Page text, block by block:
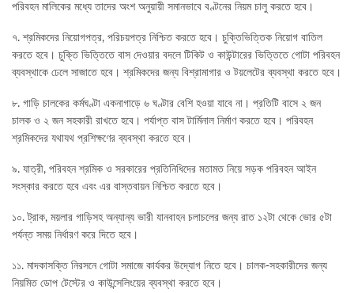
পরিবহন মালিকের মধ্যে তাদের অংশ অনুয়ায়ী সমানভাবে বণ্টনের নিয়ম চালু করতে হবে।
৭. শ্রমিকদের নিয়োগপত্র, পরিচয়পত্র নিশ্চিত করতে হবে। চুক্তিভিত্তিক নিয়োগ বাতিল
করতে হবে। চুক্তি ভিত্তিতে বাস দেওয়ার বদলে টিকিট ও কাউন্টারের ভিত্তিতে গোটা পরিবহন
ব্যবস্থাকে ঢেলে সাজাতে হবে। শ্রমিকদের জন্য বিশ্রামাগার ও টয়লেটের ব্যবস্থা করতে হবে।
৮. গাড়ি চালকের কর্মঘণ্টা একনাগাড়ে ৬ ঘণ্টার বেশি হওয়া যাবে না। প্রতিটি বাসে ২ জন
চালক ও ২ জন সহকারী রাখতে হবে। পর্যাপ্ত বাস টার্মিনাল নির্মাণ করতে হবে। পরিবহন
শ্রমিকদের যথাযথ প্রশিক্ষণের ব্যবস্থা করতে হবে।
৯. যাত্রী, পরিবহন শ্রমিক ও সরকারের প্রতিনিধিদের মতামত নিয়ে সড়ক পরিবহন আইন
সংস্কার করতে হবে এবং এর বাস্তবায়ন নিশ্চিত করতে হবে।
১০. ট্রাক, ময়লার গাড়িসহ অন্যান্য ভারী যানবাহন চলাচলের জন্য রাত ১২টা থেকে ভোর ৫টা
পর্যন্ত সময় নির্ধারণ করে দিতে হবে।
১১. মাদকাসক্তি নিরসনে গোটা সমাজে কার্যকর উদ্যোগ নিতে হবে। চালক-সহকারীদের জন্য
নিয়মিত ডোপ টেস্টের ও কাউন্সেলিংয়ের ব্যবস্থা করতে হবে।